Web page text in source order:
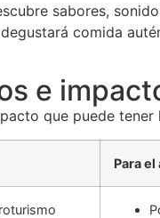
sabores,
comida
e
que puede
Para